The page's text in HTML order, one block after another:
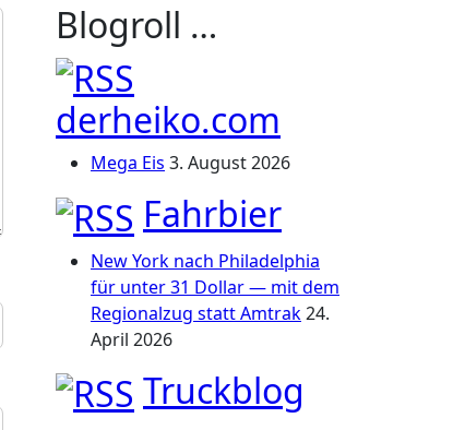
Blogroll …
derheiko.com
Mega Eis 3. August 2026
Fahrbier
New York nach Philadelphia
für unter 31 Dollar — mit dem
Regionalzug statt Amtrak24.
April 2026
Truckblog